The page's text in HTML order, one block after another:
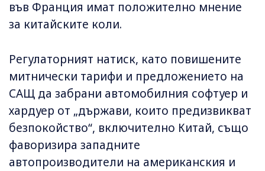
във Франция имат положително мнение
за китайските коли.
Регулаторният натиск, като повишените
митнически тарифи и предложението на
САЩ да забрани автомобилния софтуер и
хардуер от „държави, които предизвикват
безпокойство“, включително Китай, също
фаворизира западните
автопроизводители на американския и